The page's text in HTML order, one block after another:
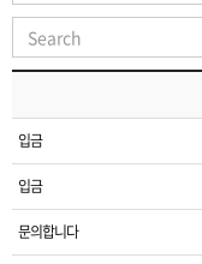
하
우
센
터
이
페
이
지
주
문
조
회
[2026구정
입금
입금
문의합니다